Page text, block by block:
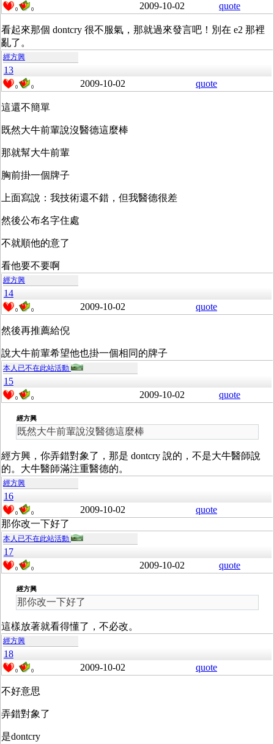
0 0 2009-10-02 quote
看起來那個 dontcry 很不服氣，那就過來發言吧！別在 e2 那裡
亂了。
經方興
13
0 0 2009-10-02 quote
這還不簡單
既然大牛前輩說沒醫德這麼棒
那就幫大牛前輩
胸前掛一個牌子
上面寫說：我技術還不錯，但我醫德很差
然後公布名字住處
不就順他的意了
看他要不要啊
經方興
14
0 0 2009-10-02 quote
然後再推薦給倪
說大牛前輩希望他也掛一個相同的牌子
本人已不在此站活動
15
0 0 2009-10-02 quote
經方興
既然大牛前輩說沒醫德這麼棒
經方興，你弄錯對象了，那是 dontcry 說的，不是大牛醫師說
的。大牛醫師滿注重醫德的。
經方興
16
0 0 2009-10-02
quote
那你改一下好了
本人已不在此站活動
17
0 0 2009-10-02 quote
經方興
那你改一下好了
這樣放著就看得懂了，不必改。
經方興
18
0 0 2009-10-02 quote
不好意思
弄錯對象了
是dontcry